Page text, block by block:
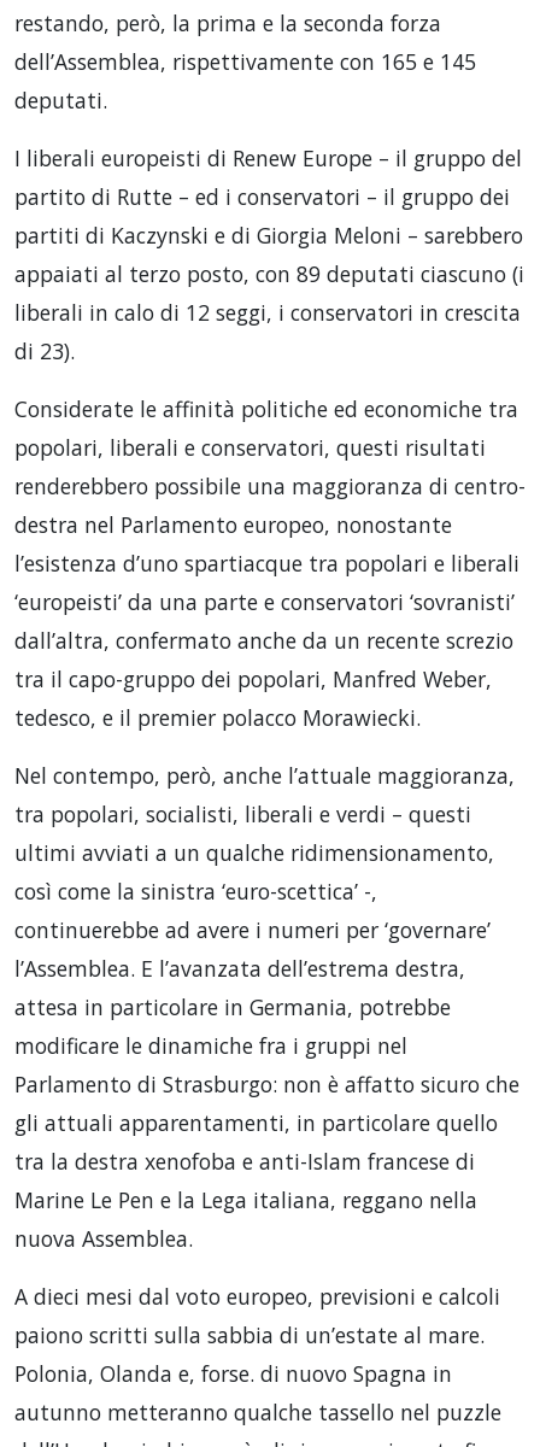
restando, però, la prima e la seconda forza
dell’Assemblea, rispettivamente con 165 e 145
deputati.
I liberali europeisti di Renew Europe – il gruppo del
partito di Rutte – ed i conservatori – il gruppo dei
partiti di Kaczynski e di Giorgia Meloni – sarebbero
appaiati al terzo posto, con 89 deputati ciascuno (i
liberali in calo di 12 seggi, i conservatori in crescita
di 23).
Considerate le affinità politiche ed economiche tra
popolari, liberali e conservatori, questi risultati
renderebbero possibile una maggioranza di centro-
destra nel Parlamento europeo, nonostante
l’esistenza d’uno spartiacque tra popolari e liberali
‘europeisti’ da una parte e conservatori ‘sovranisti’
dall’altra, confermato anche da un recente screzio
tra il capo-gruppo dei popolari, Manfred Weber,
tedesco, e il premier polacco Morawiecki.
Nel contempo, però, anche l’attuale maggioranza,
tra popolari, socialisti, liberali e verdi – questi
ultimi avviati a un qualche ridimensionamento,
così come la sinistra ‘euro-scettica’ -,
continuerebbe ad avere i numeri per ‘governare’
l’Assemblea. E l’avanzata dell’estrema destra,
attesa in particolare in Germania, potrebbe
modificare le dinamiche fra i gruppi nel
Parlamento di Strasburgo: non è affatto sicuro che
gli attuali apparentamenti, in particolare quello
tra la destra xenofoba e anti-Islam francese di
Marine Le Pen e la Lega italiana, reggano nella
nuova Assemblea.
A dieci mesi dal voto europeo, previsioni e calcoli
paiono scritti sulla sabbia di un’estate al mare.
Polonia, Olanda e, forse. di nuovo Spagna in
autunno metteranno qualche tassello nel puzzle